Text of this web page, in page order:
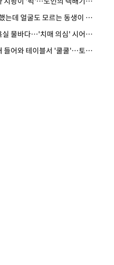
· "20년 병수발했는데 얼굴도 모르는 동생이 유산 절반을"…배다른 형제 상속권 있을까
· 냄비 태우고 욕실 물바다…'치매 의심' 시어머니 검사 권유했다가 '날벼락'
· 새벽 식당 몰래 들어와 테이블서 '쿨쿨'…토사물 남기고 사라진 남성